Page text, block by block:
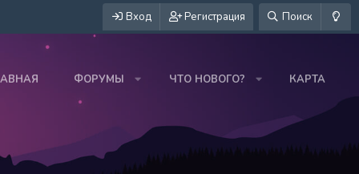
Вход Регистрация Поиск
ФОРУМЫ ЧТО НОВОГО? КАРТА